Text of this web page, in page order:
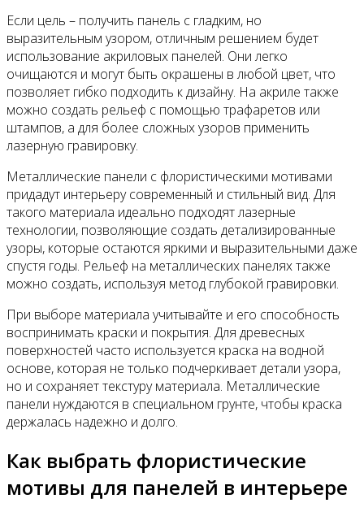
Если цель – получить панель с гладким, но
выразительным узором, отличным решением будет
использование акриловых панелей. Они легко
очищаются и могут быть окрашены в любой цвет, что
позволяет гибко подходить к дизайну. На акриле также
можно создать рельеф с помощью трафаретов или
штампов, а для более сложных узоров применить
лазерную гравировку.
Металлические панели с флористическими мотивами
придадут интерьеру современный и стильный вид. Для
такого материала идеально подходят лазерные
технологии, позволяющие создать детализированные
узоры, которые остаются яркими и выразительными даже
спустя годы. Рельеф на металлических панелях также
можно создать, используя метод глубокой гравировки.
При выборе материала учитывайте и его способность
воспринимать краски и покрытия. Для древесных
поверхностей часто используется краска на водной
основе, которая не только подчеркивает детали узора,
но и сохраняет текстуру материала. Металлические
панели нуждаются в специальном грунте, чтобы краска
держалась надежно и долго.
Как выбрать флористические
мотивы для панелей в интерьере